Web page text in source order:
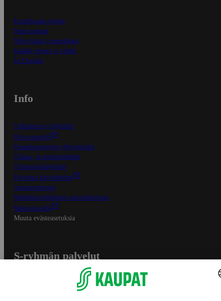
Ensitilaajan ohjeet
Näin maksat
Näin tilaat ja muokkaat
Kaikki ohjeet ja vinkit
In English
Info
S-Business yrityksille
Oiva-raportit
Osuuskauppojen yhteystiedot
Tilaus- ja toimitusehdot
Tietosuojakäytäntö
Palvelun käyttöehdot
Saavutettavuus
Mobiilisovelluksen saavutettavuus
Mainostajalle
Muuta evästeasetuksia
S-ryhmän palvelut